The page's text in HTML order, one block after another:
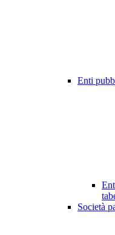
Enti
Società